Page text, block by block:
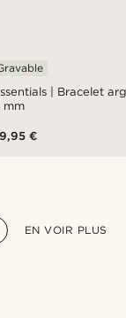
| Bracelet
mm
€
EN VOIR PLUS